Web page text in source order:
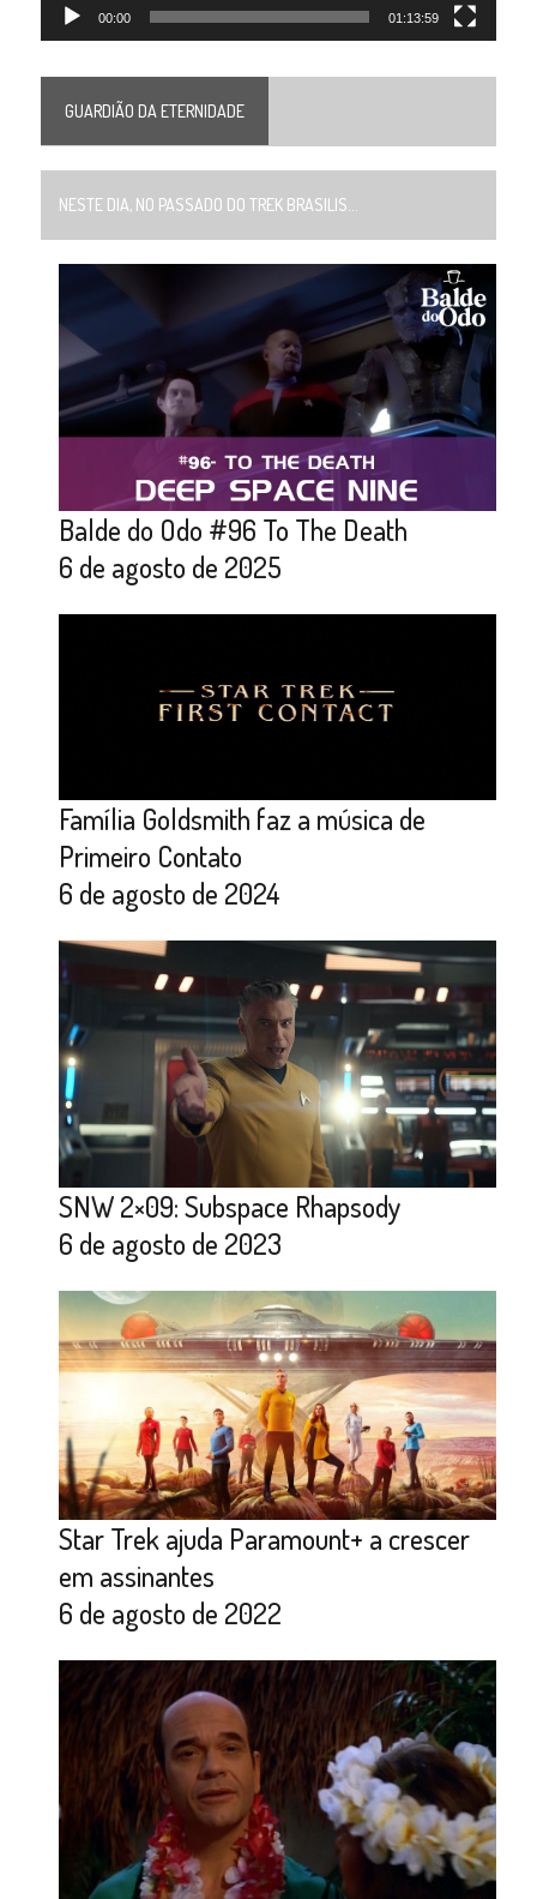
00:00 01:13:59
GUARDIÃO DA ETERNIDADE
NESTE DIA, NO PASSADO DO TREK BRASILIS...
Balde do Odo #96 To The Death
6 de agosto de 2025
Família Goldsmith faz a música de
Primeiro Contato
6 de agosto de 2024
SNW 2×09: Subspace Rhapsody
6 de agosto de 2023
Star Trek ajuda Paramount+ a crescer
em assinantes
6 de agosto de 2022